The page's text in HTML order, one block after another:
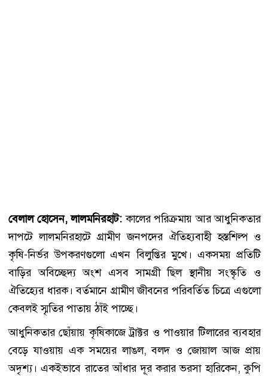
বেলাল হোসেন, লালমনিরহাট: কালের পরিক্রমায় আর আধুনিকতার
দাপটে লালমনিরহাটে গ্রামীণ জনপদের ঐতিহ্যবাহী হস্তশিল্প ও
কৃষি-নির্ভর উপকরণগুলো এখন বিলুপ্তির মুখে। একসময় প্রতিটি
বাড়ির অবিচ্ছেদ্য অংশ এসব সামগ্রী ছিল স্থানীয় সংস্কৃতি ও
ঐতিহ্যের ধারক। বর্তমানে গ্রামীণ জীবনের পরিবর্তিত চিত্রে এগুলো
কেবলই স্মৃতির পাতায় ঠাঁই পাচ্ছে।
আধুনিকতার ছোঁয়ায় কৃষিকাজে ট্রাক্টর ও পাওয়ার টিলারের ব্যবহার
বেড়ে যাওয়ায় এক সময়ের লাঙল, বলদ ও জোয়াল আজ প্রায়
অদৃশ্য। একইভাবে রাতের আঁধার দূর করার ভরসা হারিকেন, কুপি